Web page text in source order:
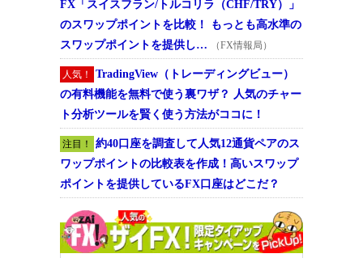
FX「スイスフラン/トルコリラ（CHF/TRY）」
のスワップポイントを比較！ もっとも高水準の
スワップポイントを提供し…
（FX情報局）
人気！
TradingView（トレーディングビュー）
の有料機能を無料で使う裏ワザ？ 人気のチャー
ト分析ツールを賢く使う方法がココに！
注目！
約40口座を調査して人気12通貨ペアのス
ワップポイントの比較表を作成！高いスワップ
ポイントを提供しているFX口座はどこだ？